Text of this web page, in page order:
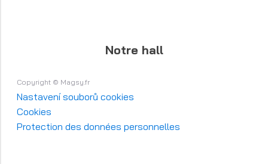
Notre hall
Copyright © Magsy.fr
Nastavení souborů cookies
Cookies
Protection des données personnelles